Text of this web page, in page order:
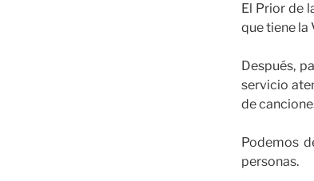
El Prior de
que tiene la
Después,
servicio
de
Podemos
personas.